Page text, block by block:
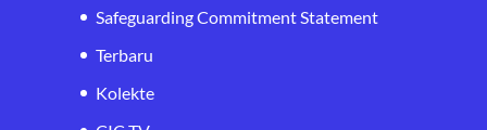
Safeguarding Commitment Statement
Terbaru
Kolekte